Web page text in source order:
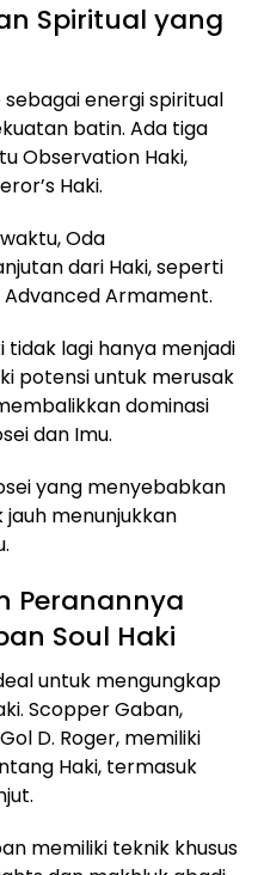
Spiritual yang
sebagai energi spiritual
batin. Ada tiga
Observation Haki,
Haki.
Oda
dari Haki, seperti
Armament.
tidak lagi hanya menjadi
potensi untuk merusak
dominasi
dan Imu.
yang menyebabkan
menunjukkan
Peranannya
Soul Haki
untuk mengungkap
Scopper Gaban,
D. Roger, memiliki
Haki, termasuk
memiliki teknik khusus